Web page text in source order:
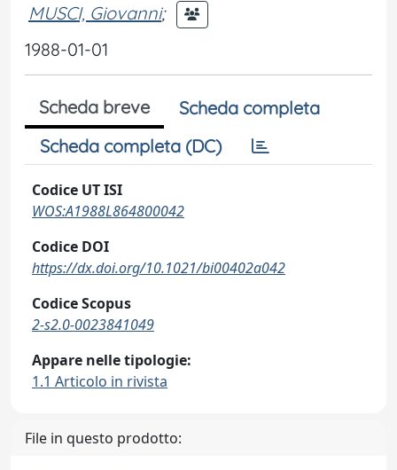
MUSCI, Giovanni;
1988-01-01
Scheda breve
Scheda completa
Scheda completa (DC)
Codice UT ISI
WOS:A1988L864800042
Codice DOI
https://dx.doi.org/10.1021/bi00402a042
Codice Scopus
2-s2.0-0023841049
Appare nelle tipologie:
1.1 Articolo in rivista
File in questo prodotto: